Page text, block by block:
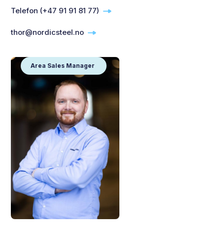
Telefon (+47 91 91 81 77)
thor@nordicsteel.no
Area Sales Manager